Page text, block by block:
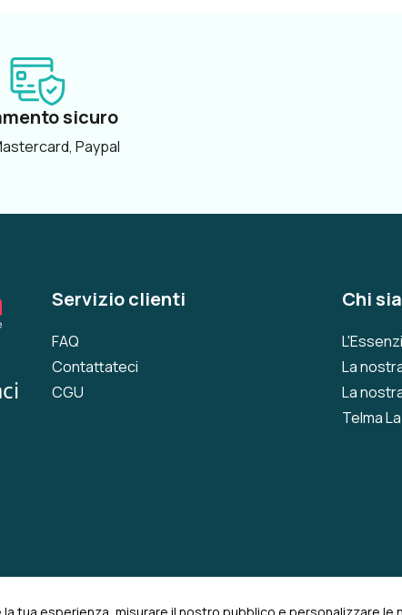
sicuro
Paypal
Servizio clienti
FAQ
Contattateci
CGU
Chi
La
La
Telma